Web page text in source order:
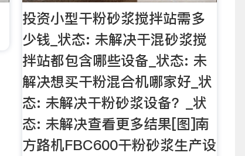
投资小型干粉砂浆搅拌站需多
少钱_状态: 未解决干混砂浆搅
拌站都包含哪些设备_状态: 未
解决想买干粉混合机哪家好_状
态: 未解决干粉砂浆设备？_状
态: 未解决查看更多结果[图]南
方路机FBC600干粉砂浆生产设